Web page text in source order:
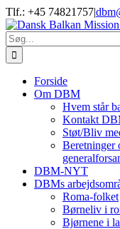
Skip
to
content
Tlf.: +45 74821757|
Søg
efter:
Forside
Om DBM
Hvem står
Kontakt
Støt/Bliv
Beretninger
DBM-NYT
DBMs
Roma-folket
Børneliv i
Bjørnene i